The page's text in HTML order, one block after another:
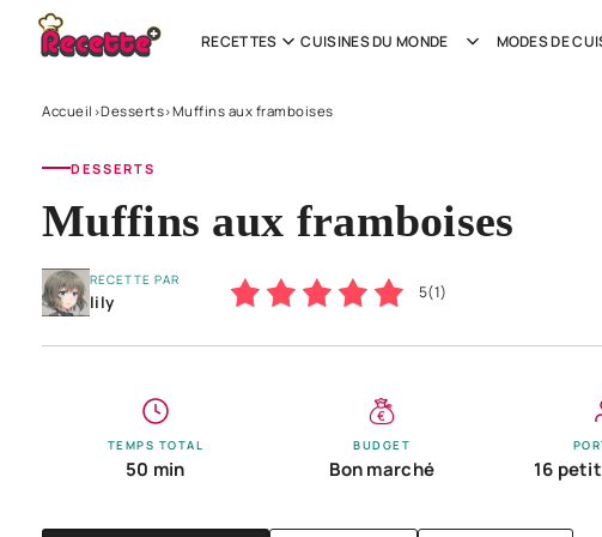
RECETTES CUISINES DU MONDE MODES DE
Accueil ›Desserts›Muffins aux framboises
DESSERTS
Muffins aux framboises
RECETTE PAR
lily 5(1)
TEMPS TOTAL
50 min
BUDGET
Bon marché 16